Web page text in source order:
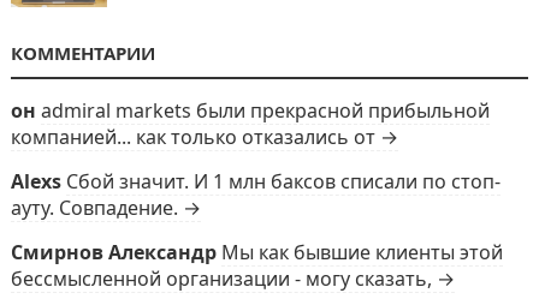
КОММЕНТАРИИ
он admiral markets были прекрасной прибыльной
компанией... как только отказались от →
Alexs Сбой значит. И 1 млн баксов списали по стоп-
ауту. Совпадение. →
Смирнов Александр Мы как бывшие клиенты этой
бессмысленной организации - могу сказать, →